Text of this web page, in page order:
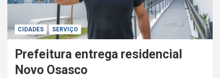
CIDADES SERVIÇO
Prefeitura entrega residencial
Novo Osasco